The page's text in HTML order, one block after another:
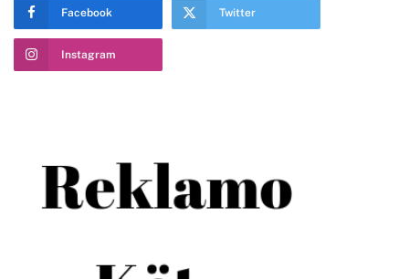
Facebook Twitter
Instagram